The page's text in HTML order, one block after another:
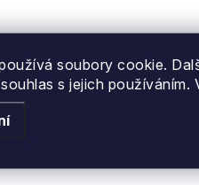
soubory cookie.
s jejich používáním.